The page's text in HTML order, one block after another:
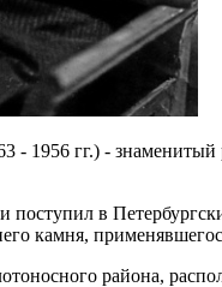
- 1956 гг.) -
поступил в
камня,
района,